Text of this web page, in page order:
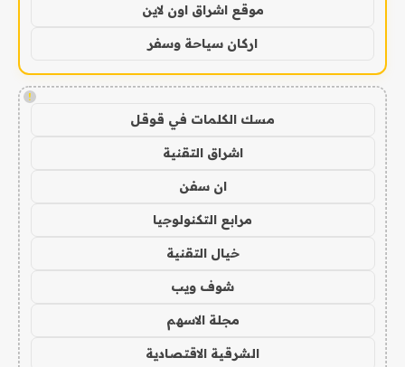
موقع اشراق اون لاين
اركان سياحة وسفر
!
مسك الكلمات في قوقل
اشراق التقنية
ان سفن
مرابع التكنولوجيا
خيال التقنية
شوف ويب
مجلة الاسهم
الشرقية الاقتصادية